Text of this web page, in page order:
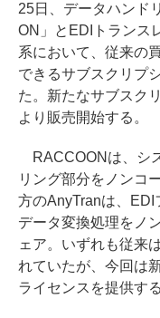
25日、データハンド
ON」とEDIトランス
系において、従来の
できるサブスクリプ
た。新たなサブスク
より販売開始する。
RACCOONは、シ
リング部分をノンコ
方のAnyTranは、EDI
データ変換処理をノ
ェア。いずれも従来
れていたが、今回は
ライセンスを提供する